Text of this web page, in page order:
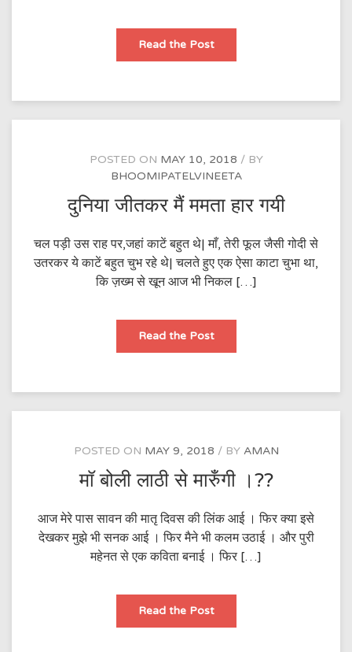
Read the Postआई
POSTED ON MAY 10, 2018
BY
BHOOMIPATELVINEETA
दुनिया जीतकर मैं ममता हार गयी
चल पड़ी उस राह पर,जहां काटें बहुत थे| माँ, तेरी फूल जैसी गोदी से
उतरकर ये काटें बहुत चुभ रहे थे| चलते हुए एक ऐसा काटा चुभा था,
कि ज़ख्म से खून आज भी निकल […]
Read the Postदुनिया
मैं
गयी
POSTED ON MAY 9, 2018 BY AMAN
मॉ बोली लाठी से मारुँगी ।??
आज मेरे पास सावन की मातृ दिवस की लिंक आई । फिर क्या इसे
देखकर मुझे भी सनक आई । फिर मैने भी कलम उठाई । और पुरी
महेनत से एक कविता बनाई । फिर […]
Read the Postमॉ
लाठी